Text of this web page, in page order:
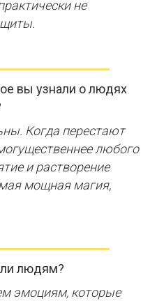
не
вы узнали о людях
Когда перестают
любого
и растворение
мощная магия,
людям?
эмоциям, которые